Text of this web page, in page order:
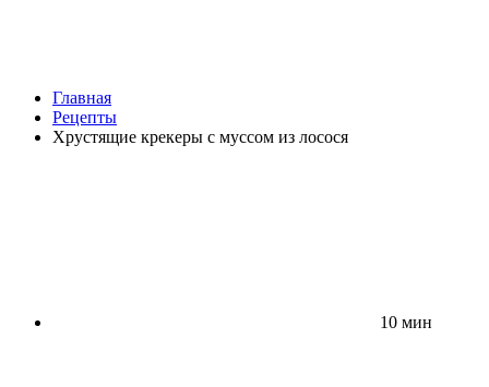
Главная
Рецепты
Хрустящие крекеры с муссом из лосося
10 мин